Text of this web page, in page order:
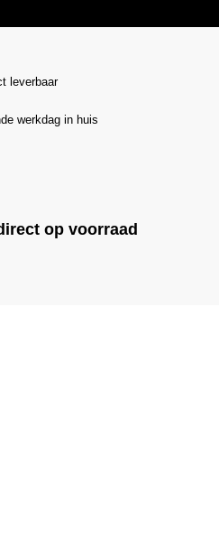
leverbaar
werkdag in huis
op voorraad